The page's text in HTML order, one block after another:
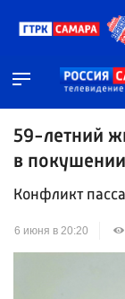
59-летний
в
Конфликт
6 июня в 20:20